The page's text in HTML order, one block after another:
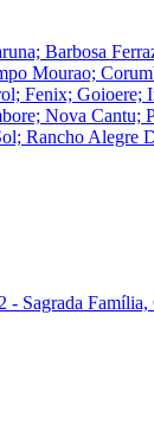
Barbosa
Mourao;
Fenix; Goioere;
Nova Cantu;
Rancho Alegre
- Sagrada Família,